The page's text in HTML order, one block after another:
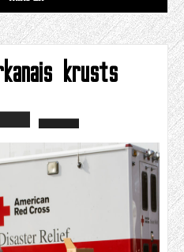
krusts